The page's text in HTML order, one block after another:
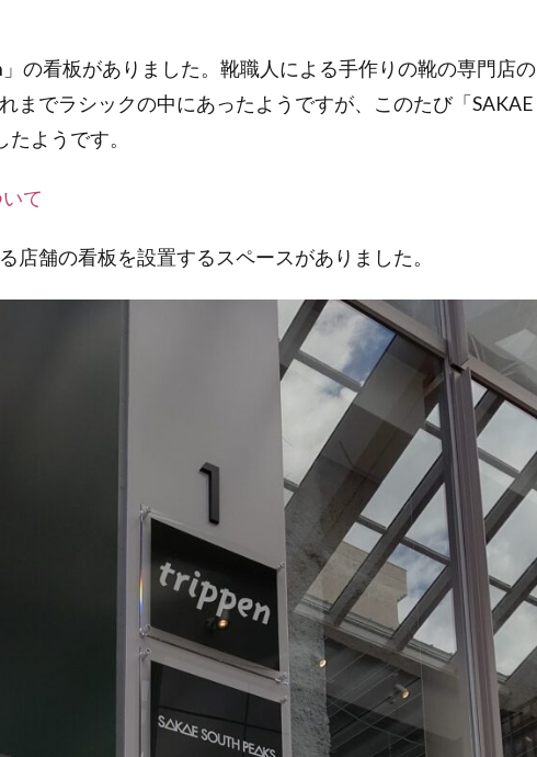
の看板がありました。靴職人による手作りの靴の専門店の
までラシックの中にあったようですが、このたび「SAKAE
たようです。
て
店舗の看板を設置するスペースがありました。